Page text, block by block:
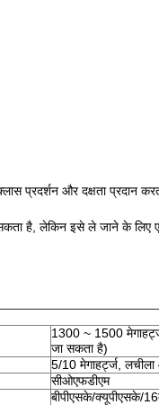
प्रदर्शन और दक्षता प्रदान
है, लेकिन इसे ले जाने के लिए
1300 ~ 1500
जा सकता है)
5/10 मेगाहर्ट्ज, लचीला
सीओएफडीएम
बीपीएसके/क्यूपीएसके/